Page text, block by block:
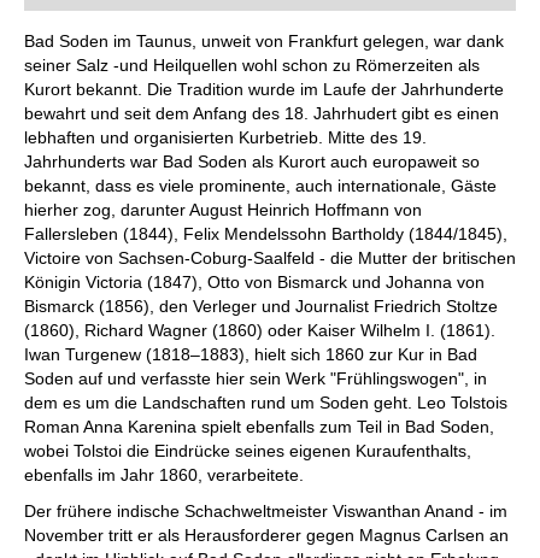
individueller als je zuvor.
Bad Soden im Taunus, unweit von Frankfurt gelegen, war dank
seiner Salz -und Heilquellen wohl schon zu Römerzeiten als
Kurort bekannt. Die Tradition wurde im Laufe der Jahrhunderte
bewahrt und seit dem Anfang des 18. Jahrhudert gibt es einen
lebhaften und organisierten Kurbetrieb. Mitte des 19.
Jahrhunderts war Bad Soden als Kurort auch europaweit so
bekannt, dass es viele prominente, auch internationale, Gäste
hierher zog, darunter August Heinrich Hoffmann von
Fallersleben (1844), Felix Mendelssohn Bartholdy (1844/1845),
Victoire von Sachsen-Coburg-Saalfeld - die Mutter der britischen
Königin Victoria (1847), Otto von Bismarck und Johanna von
Bismarck (1856), den Verleger und Journalist Friedrich Stoltze
(1860), Richard Wagner (1860) oder Kaiser Wilhelm I. (1861).
Iwan Turgenew (1818–1883), hielt sich 1860 zur Kur in Bad
Soden auf und verfasste hier sein Werk "Frühlingswogen", in
dem es um die Landschaften rund um Soden geht. Leo Tolstois
Roman Anna Karenina spielt ebenfalls zum Teil in Bad Soden,
wobei Tolstoi die Eindrücke seines eigenen Kuraufenthalts,
ebenfalls im Jahr 1860, verarbeitete.
Der frühere indische Schachweltmeister Viswanthan Anand - im
November tritt er als Herausforderer gegen Magnus Carlsen an